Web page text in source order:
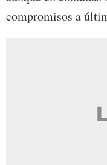
compromisos a